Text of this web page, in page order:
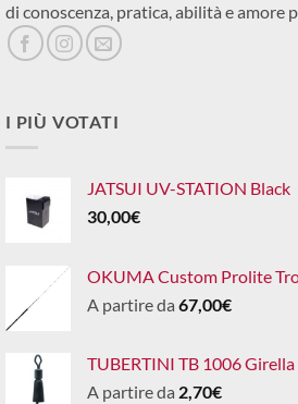
di conoscenza, pratica, abilità e amore
I PIÙ VOTATI
JATSUI UV-STATION Black
30,00€
OKUMA Custom Prolite
A partire da 67,00€
TUBERTINI TB 1006
A partire da 2,70€